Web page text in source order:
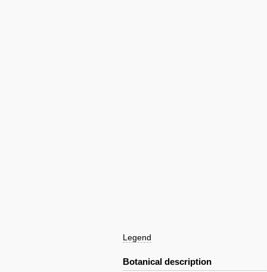
Legend
Botanical description